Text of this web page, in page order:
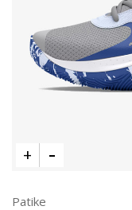
Patike